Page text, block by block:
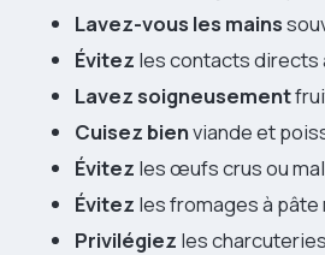
Lavez-vous les mains
Évitez les contacts directs
Lavez soigneusement
Cuisez bienviande et
Évitez les œufs crus ou
Évitez les fromages à
Privilégiez les